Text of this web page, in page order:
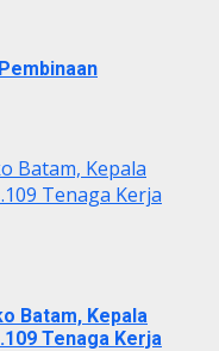
Batam, Kepala
Tenaga Kerja
Batam, Kepala
Tenaga Kerja